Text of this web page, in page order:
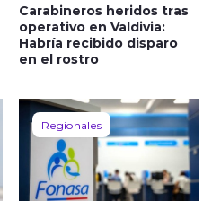
Carabineros heridos tras
operativo en Valdivia:
Habría recibido disparo
en el rostro
Regionales